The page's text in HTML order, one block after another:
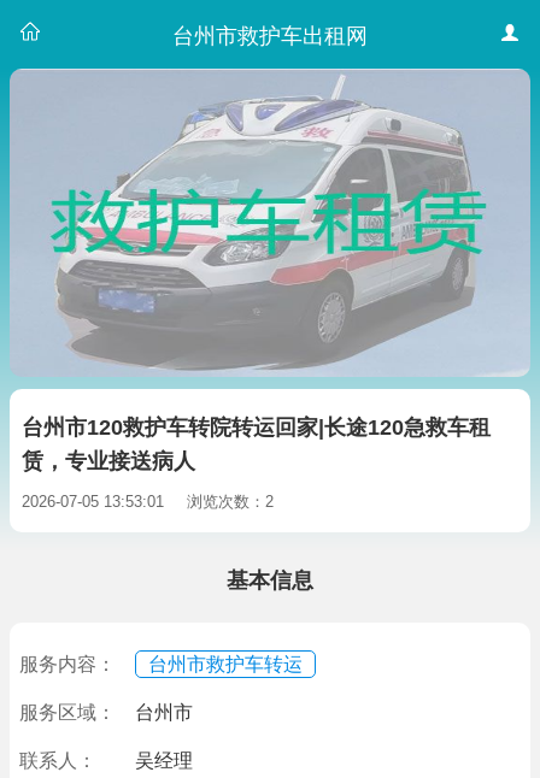
台州市救护车出租网
台州市120救护车转院转运回家|长途120急救车租
赁，专业接送病人
2026-07-05 13:53:01 浏览次数：2
基本信息
服务内容： 台州市救护车转运
服务区域： 台州市
联系人： 吴经理